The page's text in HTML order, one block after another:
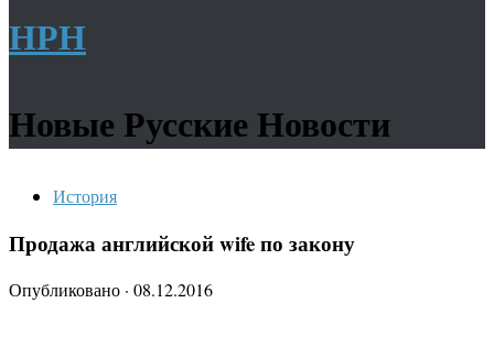
НРН
Новые Русские Новости
История
Продажа английской wife по закону
Опубликовано · 08.12.2016